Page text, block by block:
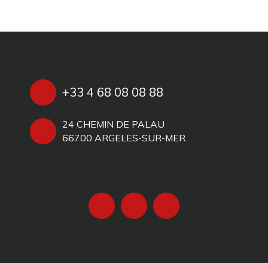
+33 4 68 08 08 88
24 CHEMIN DE PALAU
66700 ARGELES-SUR-MER